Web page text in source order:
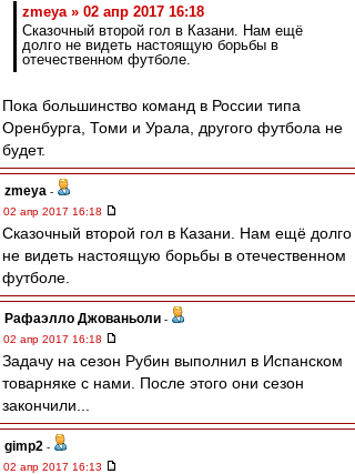
zmeya » 02 апр 2017 16:18
Сказочный второй гол в Казани. Нам ещё
долго не видеть настоящую борьбы в
отечественном футболе.
Пока большинство команд в России типа
Оренбурга, Томи и Урала, другого футбола не
будет.
zmeya -
02 апр 2017 16:18
Сказочный второй гол в Казани. Нам ещё долго
не видеть настоящую борьбы в отечественном
футболе.
Рафаэлло Джованьоли -
02 апр 2017 16:18
Задачу на сезон Рубин выполнил в Испанском
товарняке с нами. После этого они сезон
закончили...
gimp2 -
02 апр 2017 16:13